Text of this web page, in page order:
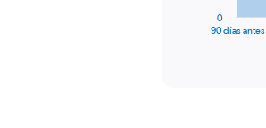
90 días antes
0